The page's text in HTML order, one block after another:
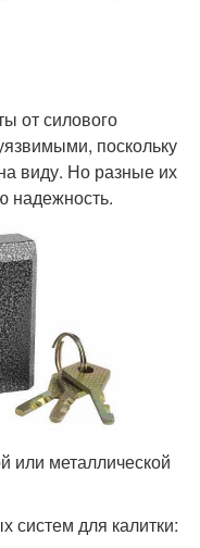
от силового
поскольку
виду. Но разные их
надежность.
или металлической
систем для калитки: